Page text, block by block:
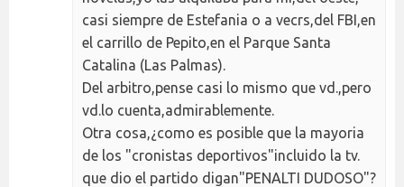
casi siempre de Estefania o a vecrs,del FBI,en
el carrillo de Pepito,en el Parque Santa
Catalina (Las Palmas).
Del arbitro,pense casi lo mismo que vd.,pero
vd.lo cuenta,admirablemente.
Otra cosa,¿como es posible que la mayoria
de los "cronistas deportivos"incluido la tv.
que dio el partido digan"PENALTI DUDOSO"?